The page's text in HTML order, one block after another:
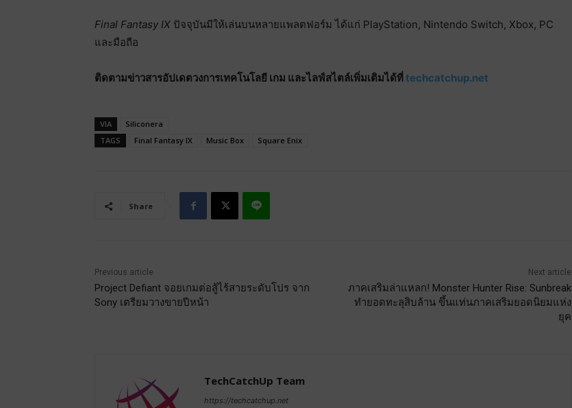
Final Fantasy IX ปัจจุบันมีให้เล่นบนหลายแพลตฟอร์ม ได้แก่ PlayStation, Nintendo Switch, Xbox, PC
และมือถือ
ติดตามข่าวสารอัปเดตวงการเทคโนโลยี เกม และไลฟ์สไตล์เพิ่มเติมได้ที่ techcatchup.net
VIA
Siliconera
TAGS
Final Fantasy IX Music Box Square Enix
Share
Previous article
Project Defiant จอยเกมต่อสู้ไร้สายระดับโปร จาก
Sony เตรียมวางขายปีหน้า
Next article
ภาคเสริมล่าแหลก! Monster Hunter Rise: Sunbreak
ทำยอดทะลุสิบล้าน ขึ้นแท่นภาคเสริมยอดนิยมแห่ง
ยุค
TechCatchUp Team
https://techcatchup.net